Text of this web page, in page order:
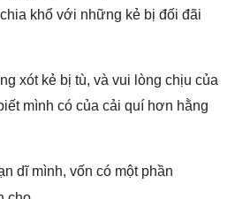
khổ với những kẻ bị đối đãi
xót kẻ bị tù, và vui lòng chịu của
mình có của cải quí hơn hằng
dĩ mình, vốn có một phần